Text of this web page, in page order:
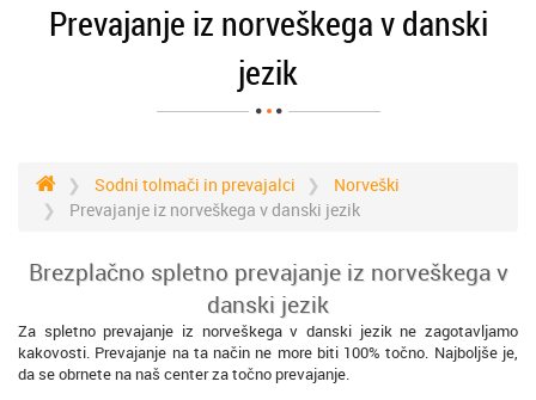
Prevajanje iz norveškega v danski
jezik
Sodni tolmači in prevajalci
Norveški
Prevajanje iz norveškega v danski jezik
Brezplačno spletno prevajanje iz norveškega v
danski jezik
Za spletno prevajanje iz norveškega v danski jezik ne zagotavljamo
kakovosti. Prevajanje na ta način ne more biti 100% točno. Najboljše je,
da se obrnete na naš center za točno prevajanje.